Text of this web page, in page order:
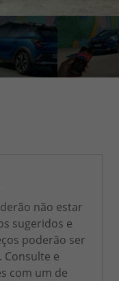
não estar
sugeridos e
poderão ser
Consulte e
com um de